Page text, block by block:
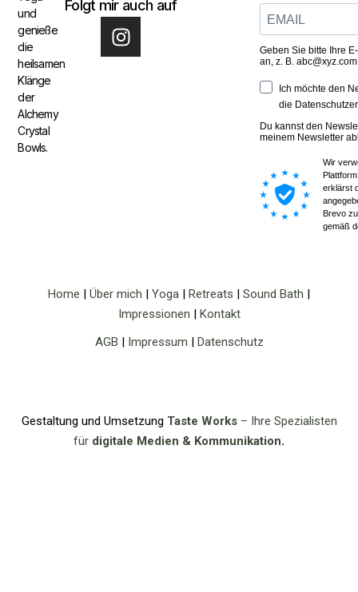
und
genieße
die
heilsamen
Klänge
der
Alchemy
Crystal
Bowls.
Folgt mir auch auf
Home | Über mich | Yoga | Retreats | Sound Bath |
Impressionen | Kontakt
AGB | Impressum | Datenschutz
Gestaltung und Umsetzung Taste Works– Ihre Spezialisten
für digitale Medien & Kommunikation.